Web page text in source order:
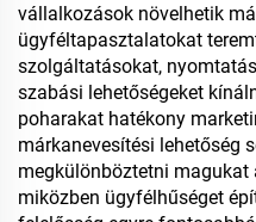
vállalkozások növelhetik
ügyféltapasztalatokat
szolgáltatásokat,
szabási lehetőségeket
poharakat hatékony
márkanevesítési lehetőség
megkülönböztetni magukat
miközben ügyfélhűséget